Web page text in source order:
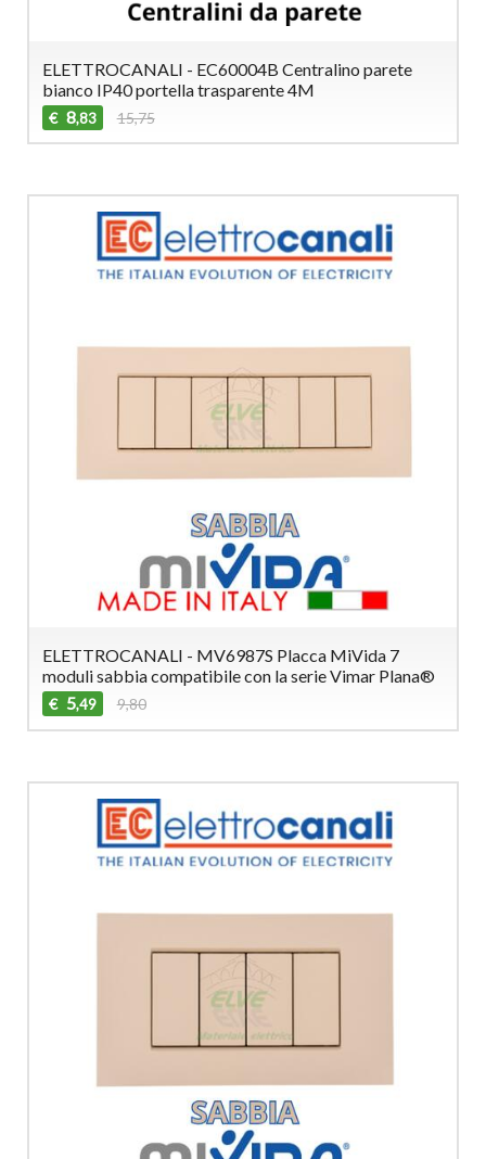
ELETTROCANALI - EC60004B Centralino parete
bianco IP40 portella trasparente 4M
€ 8,83 15,75
ELETTROCANALI - MV6987S Placca MiVida 7
moduli sabbia compatibile con la serie Vimar Plana®
€ 5,49 9,80